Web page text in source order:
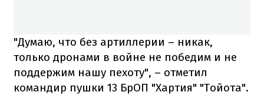
"Думаю, что без артиллерии – никак,
только дронами в войне не победим и не
поддержим нашу пехоту", – отметил
командир пушки 13 БрОП "Хартия" "Тойота".